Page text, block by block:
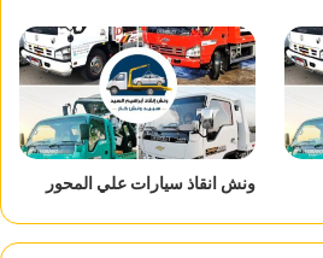
ونش انقاذ سيارات علي المحور